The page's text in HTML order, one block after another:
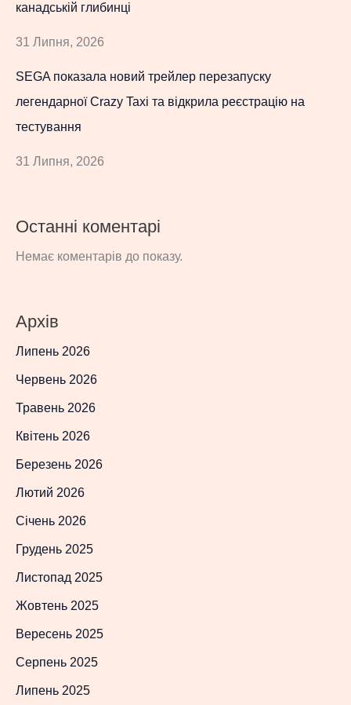
канадській глибинці
31 Липня, 2026
SEGA показала новий трейлер перезапуску
легендарної Crazy Taxi та відкрила реєстрацію на
тестування
31 Липня, 2026
Останні коментарі
Немає коментарів до показу.
Архів
Липень 2026
Червень 2026
Травень 2026
Квітень 2026
Березень 2026
Лютий 2026
Січень 2026
Грудень 2025
Листопад 2025
Жовтень 2025
Вересень 2025
Серпень 2025
Липень 2025